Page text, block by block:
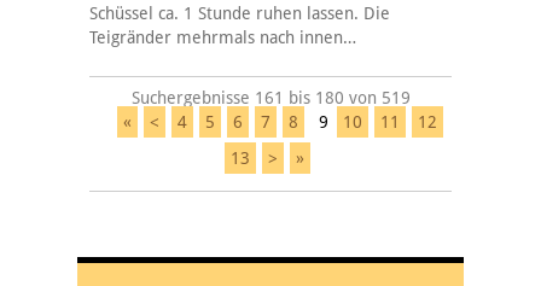
Schüssel ca. 1 Stunde ruhen lassen. Die
Teigränder mehrmals nach innen…
Suchergebnisse 161 bis 180 von 519
«
< 4 5 6 7 8 9 10 11
12
13
> »